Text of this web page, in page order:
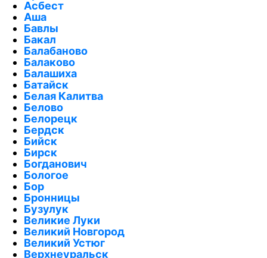
Асбест
Аша
Бавлы
Бакал
Балабаново
Балаково
Балашиха
Батайск
Белая Калитва
Белово
Белорецк
Бердск
Бийск
Бирск
Богданович
Бологое
Бор
Бронницы
Бузулук
Великие Луки
Великий Новгород
Великий Устюг
Верхнеуральск